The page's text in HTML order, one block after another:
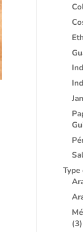
Type
(3)